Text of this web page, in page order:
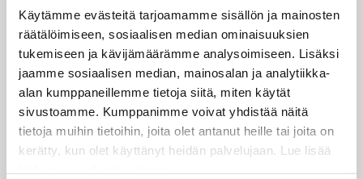
Käytämme evästeitä tarjoamamme sisällön ja mainosten
räätälöimiseen, sosiaalisen median ominaisuuksien
tukemiseen ja kävijämäärämme analysoimiseen. Lisäksi
jaamme sosiaalisen median, mainosalan ja analytiikka-
alan kumppaneillemme tietoja siitä, miten käytät
sivustoamme. Kumppanimme voivat yhdistää näitä
tietoja muihin tietoihin, joita olet antanut heille tai joita on
kerätty, kun olet käyttänyt heidän palvelujaan. Lue lisää
Tekniset tiedot ja kuvat
Keim-Porosan-Trass-Zementputz-
tekninen-esite